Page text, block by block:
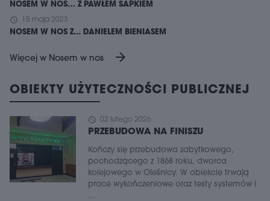
NOSEM W NOS… Z PAWŁEM SAPKIEM
schedule 15 maja 2023
NOSEM W NOS Z... DANIELEM BIENIASEM
Więcej w Nosem w nos arrow_forward
OBIEKTY UŻYTECZNOŚCI PUBLICZNEJ
schedule 02 lutego 2026
PRZEBUDOWA NA FINISZU
Kończy się przebudowa zabytkowego,
pochodzącego z 1868 roku, dworca
kolejowego w Oleśnicy. W obiekcie trwają
prace wykończeniowe oraz testy systemów i
...